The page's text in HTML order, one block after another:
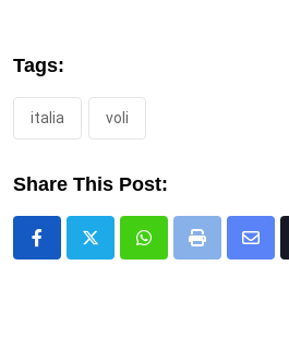
Tags:
italia voli
Share This Post:
WhatsappPrint
Share